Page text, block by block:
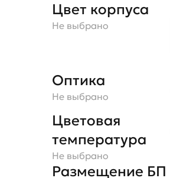
Цвет корпуса
Не выбрано
Оптика
Не выбрано
Цвет
рефлектора
Не выбрано
Цветовая
температура
Не выбрано
Размещение БП